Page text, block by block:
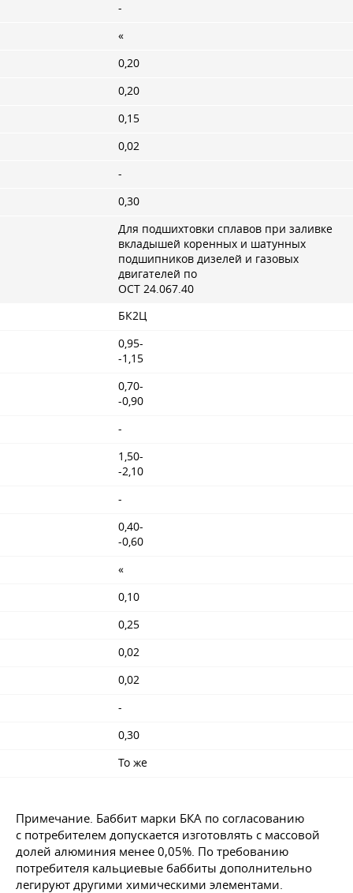
-
«
0,20
0,20
0,15
0,02
-
0,30
Для подшихтовки сплавов при заливке
вкладышей коренных и шатунных
подшипников дизелей и газовых
двигателей по
ОСТ 24.067.40
БК2Ц
0,95-
-1,15
0,70-
-0,90
-
1,50-
-2,10
-
0,40-
-0,60
«
0,10
0,25
0,02
0,02
-
0,30
То же
Примечание. Баббит марки БКА по согласованию
с потребителем допускается изготовлять с массовой
долей алюминия менее 0,05%. По требованию
потребителя кальциевые баббиты дополнительно
легируют другими химическими элементами.